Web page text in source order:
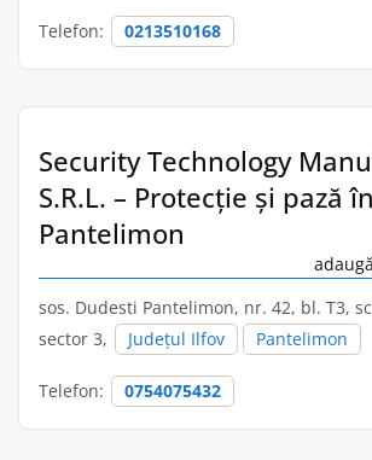
Telefon: 0213510168
Security Technology
S.R.L. – Protecție și pază în
Pantelimon
sos. Dudesti Pantelimon, nr. 42, bl. T3,
sector 3,
Județul Ilfov Pantelimon
Telefon: 0754075432